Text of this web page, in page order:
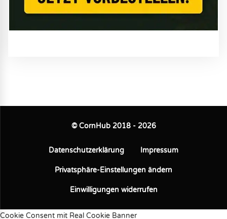
© CornHub 2018 - 2026
Datenschutzerklärung Impressum
Privatsphäre-Einstellungen ändern
Einwilligungen widerrufen
Cookie Consent mit Real Cookie Banner